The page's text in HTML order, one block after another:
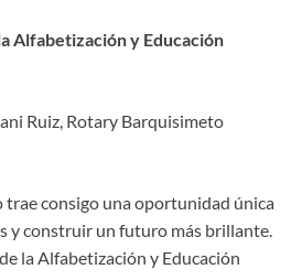
Alfabetización y Educación
Ruiz, Rotary Barquisimeto
trae consigo una oportunidad única
y construir un futuro más brillante.
la Alfabetización y Educación